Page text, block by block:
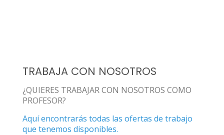
TRABAJA CON NOSOTROS
¿QUIERES TRABAJAR CON NOSOTROS COMO
PROFESOR?
Aquí encontrarás todas las ofertas de trabajo
que tenemos disponibles.